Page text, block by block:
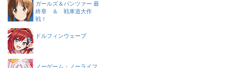
ガールズ＆パンツァー 最
終章 ＆ 戦車道大作
戦！
ドルフィンウェーブ
ノーゲーム・ノーライフ